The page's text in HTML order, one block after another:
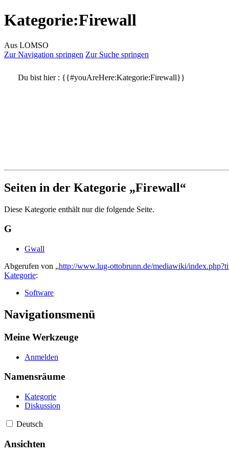
Kategorie:Firewall
Aus LOMSO
Zur Navigation springen Zur Suche springen
Du bist hier : {{#youAreHere:Kategorie:Firewall}}
Seiten in der Kategorie „Firewall“
Diese Kategorie enthält nur die folgende Seite.
G
Gwall
Abgerufen von „http://www.lug-ottobrunn.de/mediawiki/
Kategorie:
Software
Navigationsmenü
Meine Werkzeuge
Anmelden
Namensräume
Kategorie
Diskussion
Deutsch
Ansichten